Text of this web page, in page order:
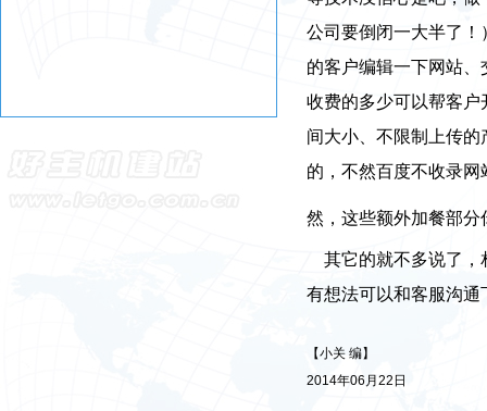
公司要倒闭一大半了
的客户编辑一下网站
收费的多少可以帮客
间大小、不限制上传
的，不然百度不收录
然，这些额外加餐部
其它的就不多说了，
有想法可以和客服沟
【小关 编】
2014年06月22日